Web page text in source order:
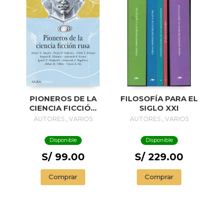
PIONEROS DE LA
CIENCIA FICCIÓN
RUSA
AUTORES , VARIOS
Disponible
S/ 99.00
Comprar
FILOSOFÍA PARA EL
SIGLO XXI
AUTORES , VARIOS
Disponible
S/ 229.00
Comprar